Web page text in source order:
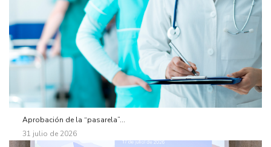
Aprobación de la “pasarela”...
31 julio de 2026